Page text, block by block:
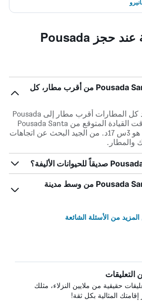
الأسئلة الشائعة عند حجز Pousada
ما مدى قرب Pousada Santa Rita من أقرب مطار، كل
على بعد 253.8 كم ، يعد كل المطارات أقرب مطار إلى Pousada
Santa Rita. متوسط وقت القيادة المتوقع من Pousada Santa
Rita إلى كل المطارات هو 3س 17د. من الجيد البحث عن اتجاهات
والمطار.
ما مدى قرب Pousada Santa Rita من وسط مدينة
من الأسئلة الشائعة
التعليقات
حقيقية من ملايين النزلاء، مثلك
المثالية بكل ثقة!